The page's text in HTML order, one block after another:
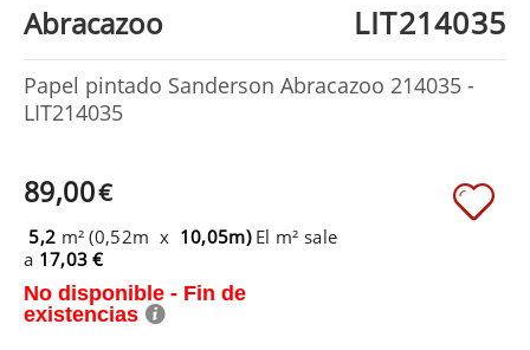
Abracazoo LIT214035
Papel pintado Sanderson Abracazoo 214035 -
LIT214035
89,00€
5,2 m² (0,52m x 10,05m) El m² sale
a 17,03 €
No disponible - Fin de
existencias